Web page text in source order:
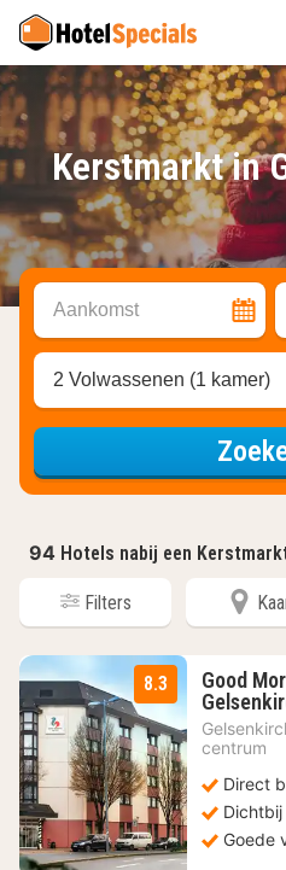
Kerstmarkt in
Aankomst
2 Volwassenen (1 kamer)
94 Hotels nabij een
Filters
8.3
Good
centrum
Direct
Goede